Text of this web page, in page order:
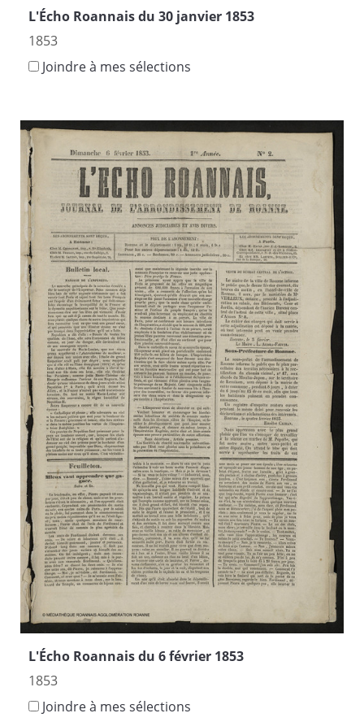
L'Écho Roannais du 30 janvier 1853
1853
Joindre à mes sélections
L'Écho Roannais du 6 février 1853
1853
Joindre à mes sélections